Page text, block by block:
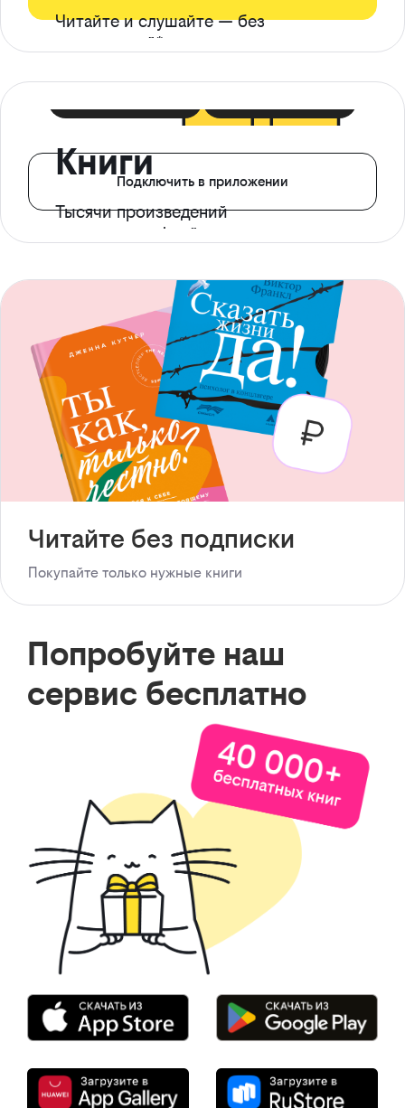
Читайте и слушайте — без
ограничений*
Книги
Тысячи произведений
с доступом офлайн
Подключить в приложении
Читайте без подписки
Покупайте только нужные книги
Попробуйте наш
сервис бесплатно